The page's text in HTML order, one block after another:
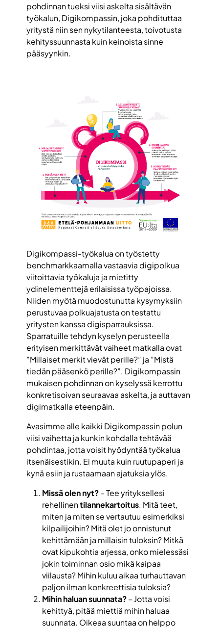
pohdinnan tueksi viisi askelta sisältävän
työkalun, Digikompassin, joka pohdituttaa
yritystä niin sen nykytilanteesta, toivotusta
kehityssuunnasta kuin keinoista sinne
pääsyynkin.
Digikompassi-työkalua on työstetty
benchmarkkaamalla vastaavia digipolkua
viitoittavia työkaluja ja mietitty
ydinelementtejä erilaisissa työpajoissa.
Niiden myötä muodostunutta kysymyksiin
perustuvaa polkuajatusta on testattu
yritysten kanssa digisparrauksissa.
Sparratuille tehdyn kyselyn perusteella
erityisen merkittävät vaiheet matkalla ovat
”Millaiset merkit vievät perille?” ja ”Mistä
tiedän pääsenkö perille?”. Digikompassin
mukaisen pohdinnan on kyselyssä kerrottu
konkretisoivan seuraavaa askelta, ja auttavan
digimatkalla eteenpäin.
Avasimme alle kaikki Digikompassin polun
viisi vaihetta ja kunkin kohdalla tehtävää
pohdintaa, jotta voisit hyödyntää työkalua
itsenäisestikin. Ei muuta kuin ruutupaperi ja
kynä esiin ja rustaamaan ajatuksia ylös.
Missä olen nyt?– Tee yrityksellesi
rehellinentilannekartoitus. Mitä teet,
miten ja miten se vertautuu esimerkiksi
kilpailijoihin? Mitä olet jo onnistunut
kehittämään ja millaisin tuloksin? Mitkä
ovat kipukohtia arjessa, onko mielessäsi
jokin toiminnan osio mikä kaipaa
viilausta? Mihin kuluu aikaa turhauttavan
paljon ilman konkreettisia tuloksia?
Mihin haluan suunnata?– Jotta voisi
kehittyä, pitää miettiä mihin haluaa
suunnata. Oikeaa suuntaa on helppo